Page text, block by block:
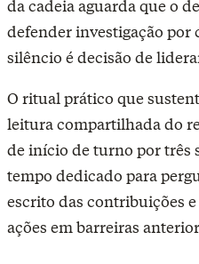
da cadeia aguarda que o
defender investigação por
silêncio é decisão de
O ritual prático que
leitura compartilhada do
de início de turno por três
tempo dedicado para
escrito das contribuições
ações em barreiras